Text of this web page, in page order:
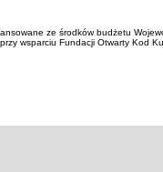
ze środków budżetu
wsparciu Fundacji Otwarty Kod